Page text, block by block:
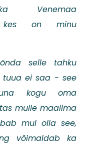
Venemaa
kes on minu
selle tahku
tuua ei saa - see
kogu oma
mulle maailma
mul olla see,
võimaldab ka